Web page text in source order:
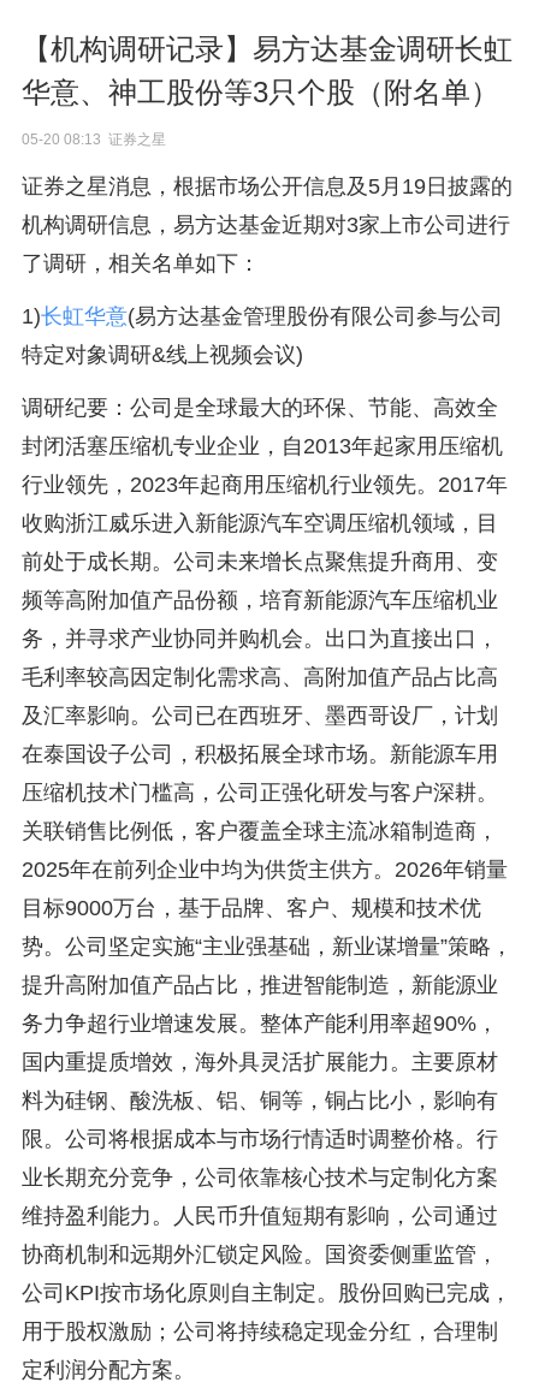
【机构调研记录】易方达基金调研长虹
华意、神工股份等3只个股（附名单）
05-20 08:13 证券之星
证券之星消息，根据市场公开信息及5月19日披露的
机构调研信息，易方达基金近期对3家上市公司进行
了调研，相关名单如下：
1)长虹华意(易方达基金管理股份有限公司参与公司
特定对象调研&线上视频会议)
调研纪要：公司是全球最大的环保、节能、高效全
封闭活塞压缩机专业企业，自2013年起家用压缩机
行业领先，2023年起商用压缩机行业领先。2017年
收购浙江威乐进入新能源汽车空调压缩机领域，目
前处于成长期。公司未来增长点聚焦提升商用、变
频等高附加值产品份额，培育新能源汽车压缩机业
务，并寻求产业协同并购机会。出口为直接出口，
毛利率较高因定制化需求高、高附加值产品占比高
及汇率影响。公司已在西班牙、墨西哥设厂，计划
在泰国设子公司，积极拓展全球市场。新能源车用
压缩机技术门槛高，公司正强化研发与客户深耕。
关联销售比例低，客户覆盖全球主流冰箱制造商，
2025年在前列企业中均为供货主供方。2026年销量
目标9000万台，基于品牌、客户、规模和技术优
势。公司坚定实施“主业强基础，新业谋增量”策略，
提升高附加值产品占比，推进智能制造，新能源业
务力争超行业增速发展。整体产能利用率超90%，
国内重提质增效，海外具灵活扩展能力。主要原材
料为硅钢、酸洗板、铝、铜等，铜占比小，影响有
限。公司将根据成本与市场行情适时调整价格。行
业长期充分竞争，公司依靠核心技术与定制化方案
维持盈利能力。人民币升值短期有影响，公司通过
协商机制和远期外汇锁定风险。国资委侧重监管，
公司KPI按市场化原则自主制定。股份回购已完成，
用于股权激励；公司将持续稳定现金分红，合理制
定利润分配方案。